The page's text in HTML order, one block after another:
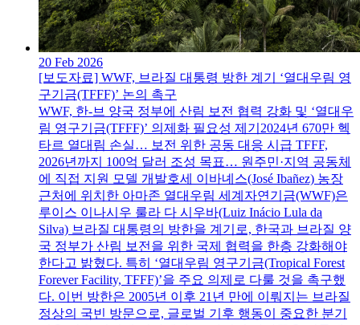
20 Feb 2026
[보도자료] WWF, 브라질 대통령 방한 계기 ‘열대우림 영
구기금(TFFF)’ 논의 촉구
WWF, 한-브 양국 정부에 산림 보전 협력 강화 및 ‘열대우
림 영구기금(TFFF)’ 의제화 필요성 제기2024년 670만 헥
타르 열대림 손실… 보전 위한 공동 대응 시급 TFFF,
2026년까지 100억 달러 조성 목표… 원주민·지역 공동체
에 직접 지원 모델 개발호세 이바녜스(José Ibañez) 농장
근처에 위치한 아마존 열대우림 세계자연기금(WWF)은
루이스 이나시우 룰라 다 시우바(Luiz Inácio Lula da
Silva) 브라질 대통령의 방한을 계기로, 한국과 브라질 양
국 정부가 산림 보전을 위한 국제 협력을 한층 강화해야
한다고 밝혔다. 특히 ‘열대우림 영구기금(Tropical Forest
Forever Facility, TFFF)’을 주요 의제로 다룰 것을 촉구했
다. 이번 방한은 2005년 이후 21년 만에 이뤄지는 브라질
정상의 국빈 방문으로, 글로벌 기후 행동이 중요한 분기